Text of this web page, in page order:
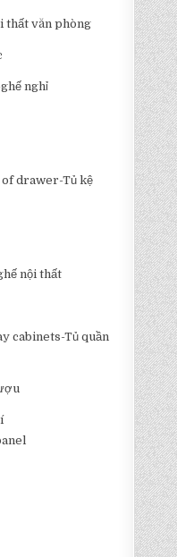
thất văn phòng
nghỉ
drawer-Tủ kệ
nội thất
cabinets-Tủ quần